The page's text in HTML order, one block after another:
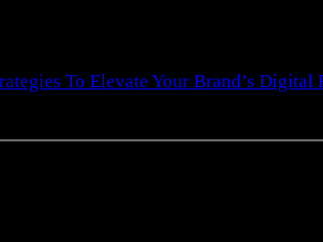
To Elevate Your Brand’s Digital